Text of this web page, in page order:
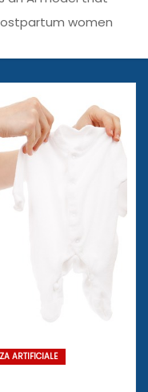
women
ARTIFICIALE